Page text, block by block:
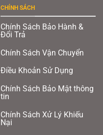
CHÍNH SÁCH
Chính Sách Bảo Hành &
Đổi Trả
Chính Sách Vận Chuyển
Điều Khoản Sử Dụng
Chính Sách Bảo Mật thông
tin
Chính Sách Xử Lý Khiếu
Nại